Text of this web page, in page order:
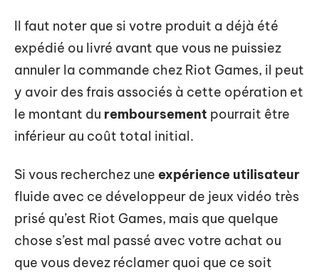
Il faut noter que si votre produit a déjà été
expédié ou livré avant que vous ne puissiez
annuler la commande chez Riot Games, il peut
y avoir des frais associés à cette opération et
le montant du remboursement pourrait être
inférieur au coût total initial.
Si vous recherchez une expérience utilisateur
fluide avec ce développeur de jeux vidéo très
prisé qu’est Riot Games, mais que quelque
chose s’est mal passé avec votre achat ou
que vous devez réclamer quoi que ce soit